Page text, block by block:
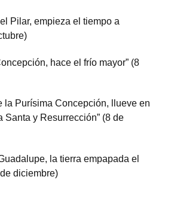
Pilar, empieza el tiempo a
hace el frío mayor” (8
la Purísima Concepción, llueve en
Santa y Resurrección” (8 de
la tierra empapada el
diciembre)